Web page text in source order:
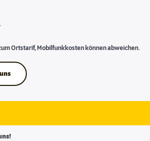
Ortstarif, Mobilfunkkosten können abweichen.